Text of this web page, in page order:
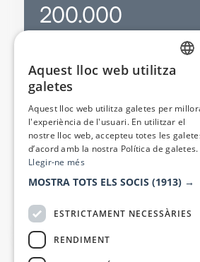
200.000
Sortejos exclusius
Butlletins d’actualitat i
Valora espectacles
Canal oficial de venda
Aquest lloc web utilitza
galetes
Aquest lloc web utilitza galetes per
l'experiència de l'usuari. En utilitzar el
nostre lloc web, accepteu totes les
d’acord amb la nostra Política de galetes.
Llegir-ne més
MOSTRA TOTS ELS SOCIS (1913) →
ESTRICTAMENT NECESSÀRIES
RENDIMENT